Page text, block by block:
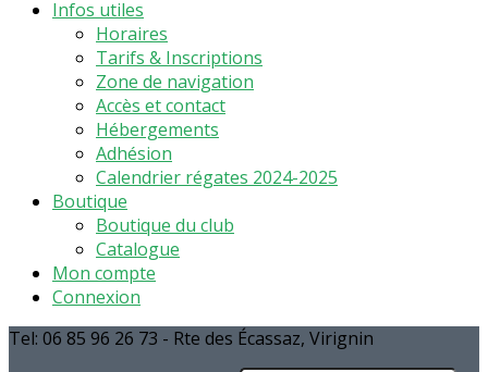
Infos utiles
Horaires
Tarifs & Inscriptions
Zone de navigation
Accès et contact
Hébergements
Adhésion
Calendrier régates 2024-2025
Boutique
Boutique du club
Catalogue
Mon compte
Connexion
Tel: 06 85 96 26 73 - Rte des Écassaz, Virignin